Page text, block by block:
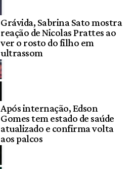
Grávida, Sabrina Sato mostra
reação de Nicolas Prattes ao
ver o rosto do filho em
ultrassom
Após internação, Edson
Gomes tem estado de saúde
atualizado e confirma volta
aos palcos